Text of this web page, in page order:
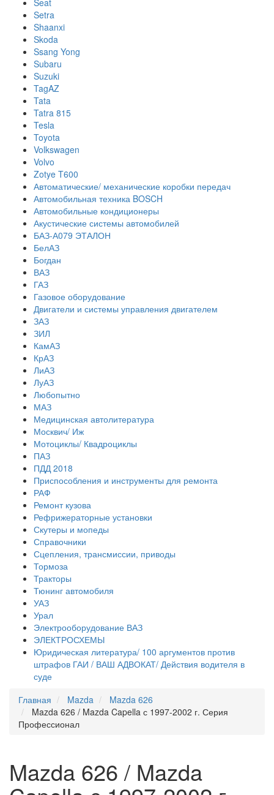
Seat
Setra
Shaanxi
Skoda
Ssang Yong
Subaru
Suzuki
TagAZ
Tata
Tatra 815
Tesla
Toyota
Volkswagen
Volvo
Zotye T600
Автоматические/ механические коробки передач
Автомобильная техника BOSCH
Автомобильные кондиционеры
Акустические системы автомобилей
БАЗ-А079 ЭТАЛОН
БелАЗ
Богдан
ВАЗ
ГАЗ
Газовое оборудование
Двигатели и системы управления двигателем
ЗАЗ
ЗИЛ
КамАЗ
КрАЗ
ЛиАЗ
ЛуАЗ
Любопытно
МАЗ
Медицинская автолитература
Москвич/ Иж
Мотоциклы/ Квадроциклы
ПАЗ
ПДД 2018
Приспособления и инструменты для ремонта
РАФ
Ремонт кузова
Рефрижераторные установки
Скутеры и мопеды
Справочники
Сцепления, трансмиссии, приводы
Тормоза
Тракторы
Тюнинг автомобиля
УАЗ
Урал
Электрооборудование ВАЗ
ЭЛЕКТРОСХЕМЫ
Юридическая литература/ 100 аргументов против
штрафов ГАИ / ВАШ АДВОКАТ/ Действия водителя в
суде
Главная
Mazda
Mazda 626
Mazda 626 / Mazda Capella с 1997-2002 г. Серия
Профессионал
Mazda 626 / Mazda